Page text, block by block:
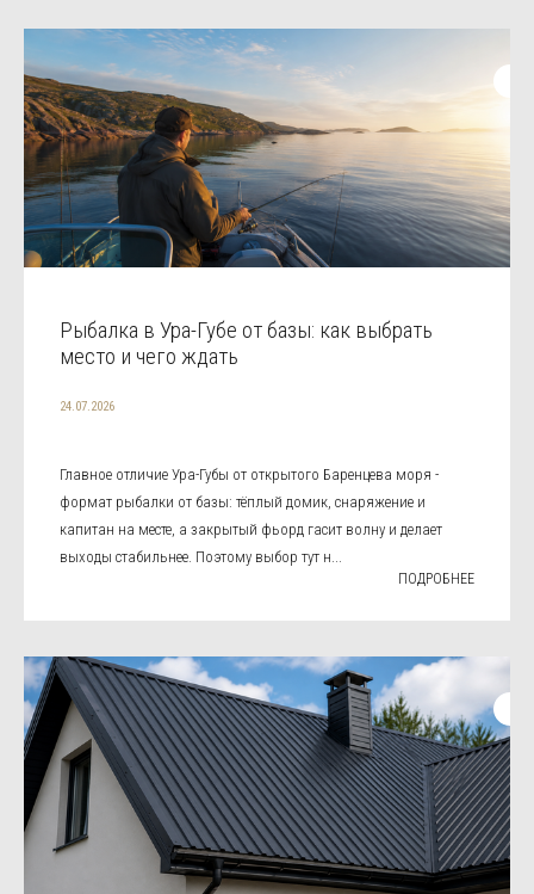
Рыбалка в Ура-Губе от базы: как выбрать
место и чего ждать
24.07.2026
Главное отличие Ура-Губы от открытого Баренцева моря -
формат рыбалки от базы: тёплый домик, снаряжение и
капитан на месте, а закрытый фьорд гасит волну и делает
выходы стабильнее. Поэтому выбор тут н...
ПОДРОБНЕЕ